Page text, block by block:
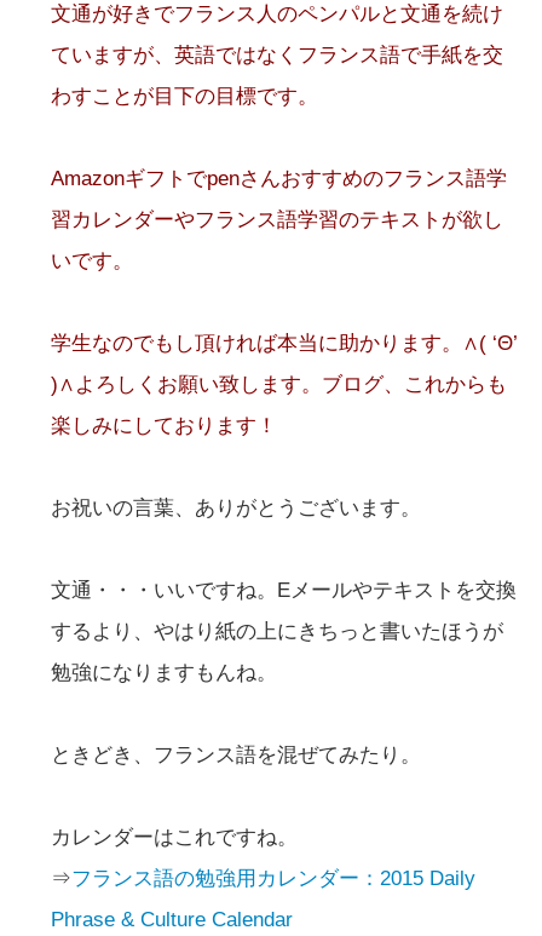
文通が好きでフランス人のペンパルと文通を続け
ていますが、英語ではなくフランス語で手紙を交
わすことが目下の目標です。
Amazonギフトでpenさんおすすめのフランス語学
習カレンダーやフランス語学習のテキストが欲し
いです。
学生なのでもし頂ければ本当に助かります。∧( ‘Θ’
)∧よろしくお願い致します。ブログ、これからも
楽しみにしております！
お祝いの言葉、ありがとうございます。
文通・・・いいですね。Eメールやテキストを交換
するより、やはり紙の上にきちっと書いたほうが
勉強になりますもんね。
ときどき、フランス語を混ぜてみたり。
カレンダーはこれですね。
⇒フランス語の勉強用カレンダー：2015 Daily
Phrase & Culture Calendar